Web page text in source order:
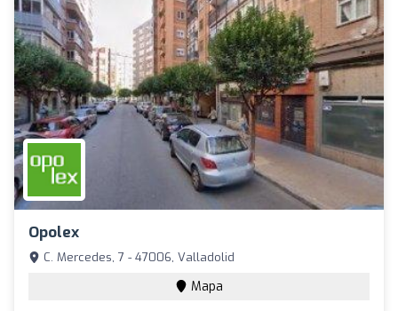
Opolex
C. Mercedes, 7 - 47006, Valladolid
Mapa